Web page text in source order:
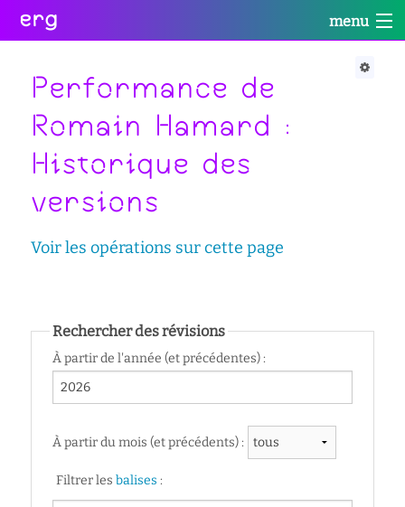
erg menu
Retour
Infos
pratiques
collectives
informations
équipes
actualités
contact
Retour
Soutien
conseil
des
à
la
inclusif
accessibilité
d'écoute
service
safesa
Retour
Web
portail
des
numériques
satellites
Rechercher
Performance de
Romain Hamard :
Historique des
versions
Voir les opérations sur cette page
Rechercher des révisions
À partir de l'année (et précédentes) :
À partir du mois (et précédents) :
Filtrer les balises :